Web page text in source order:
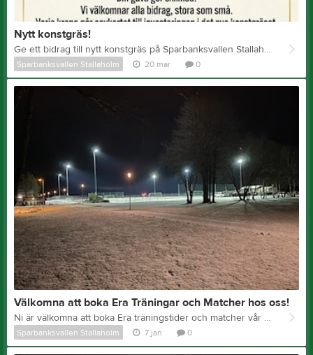
Nytt konstgräs!
Ge ett bidrag till nytt konstgräs på Sparbanksvallen Stallaholm Detta projekt drivs gemensamt av: EFFK, FIK, NIF Din gåva gör skillnad! Vi välkomnar alla bidrag, stora som små. Varje krona går oavkortat till investeringen i det nya konstgräset. Du väljer själv en frivillig summa som passar dig. Swish nummer: 123 345 31 56 Skriv ditt namn & ”konstgräs” som meddelande (så får du ditt namn på en skylt). eller Bankgiro: 710-7774
Sparbanksvallen Stallaholm 20 mar 0
Välkomna att boka Era Träningar och Matcher hos oss!
Ni är välkomna att boka Era träningstider och matcher vår fina konstgräsplan. Ni kan boka här Se bilder här
Sparbanksvallen Stallaholm 7 jan 0